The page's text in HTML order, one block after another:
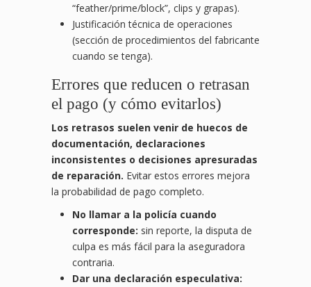
“feather/prime/block”, clips y grapas).
Justificación técnica de operaciones
(sección de procedimientos del fabricante
cuando se tenga).
Errores que reducen o retrasan
el pago (y cómo evitarlos)
Los retrasos suelen venir de huecos de
documentación, declaraciones
inconsistentes o decisiones apresuradas
de reparación. Evitar estos errores mejora
la probabilidad de pago completo.
No llamar a la policía cuando
corresponde: sin reporte, la disputa de
culpa es más fácil para la aseguradora
contraria.
Dar una declaración especulativa: